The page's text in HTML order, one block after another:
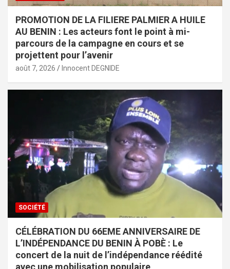
PROMOTION DE LA FILIERE PALMIER A HUILE
AU BENIN : Les acteurs font le point à mi-
parcours de la campagne en cours et se
projettent pour l’avenir
août 7, 2026 Innocent DEGNIDE
SOCIÉTÉ
CÉLÉBRATION DU 66EME ANNIVERSAIRE DE
L’INDÉPENDANCE DU BENIN À POBÈ : Le
concert de la nuit de l’indépendance réédité